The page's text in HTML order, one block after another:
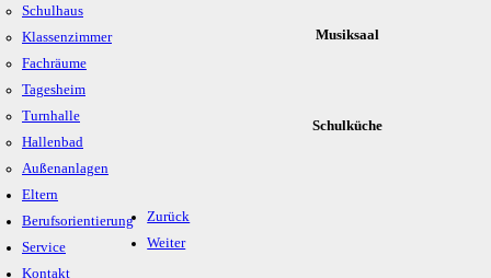
Schulhaus
Klassenzimmer
Fachräume
Tagesheim
Turnhalle
Hallenbad
Außenanlagen
Eltern
Berufsorientierung
Service
Kontakt
Musiksaal
Schulküche
Zurück
Weiter